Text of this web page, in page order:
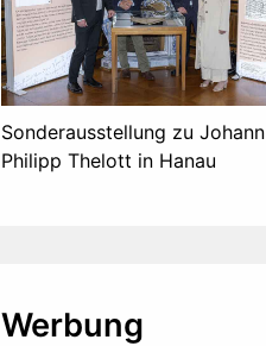
Sonderausstellung zu Johann
Philipp Thelott in Hanau
Werbung